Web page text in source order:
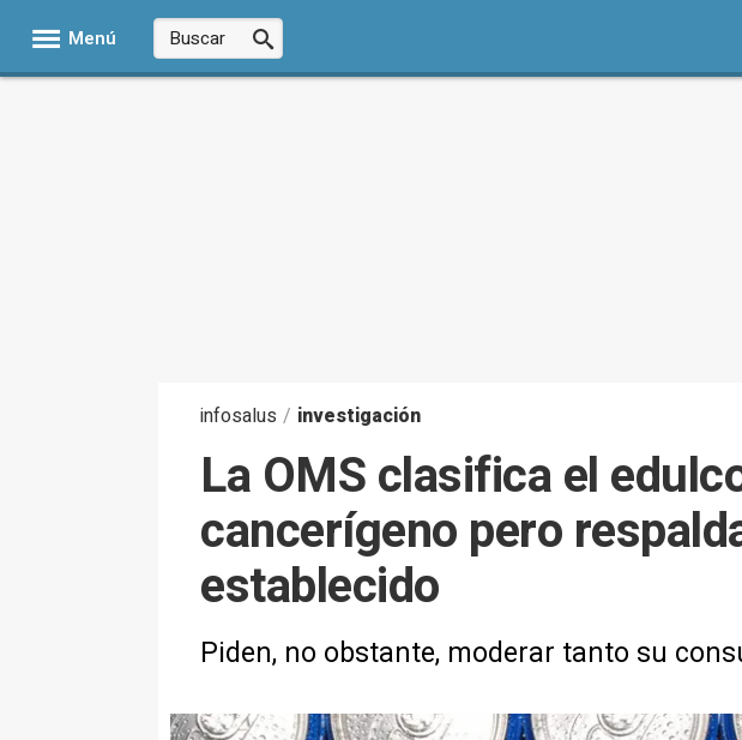
Menú
infosalus / investigación
La OMS clasifica el
cancerígeno pero
establecido
Piden, no obstante, moderar tanto su